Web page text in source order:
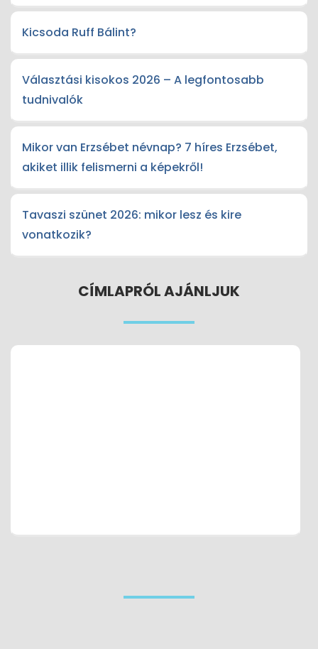
Kicsoda Ruff Bálint?
Választási kisokos 2026 – A legfontosabb
tudnivalók
Mikor van Erzsébet névnap? 7 híres Erzsébet,
akiket illik felismerni a képekről!
Tavaszi szünet 2026: mikor lesz és kire
vonatkozik?
CÍMLAPRÓL AJÁNLJUK